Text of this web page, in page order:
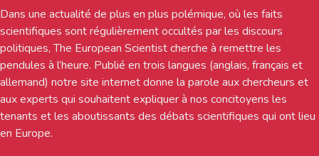
Dans une actualité de plus en plus polémique, où les faits
scientifiques sont régulièrement occultés par les discours
politiques, The European Scientist cherche à remettre les
pendules à l’heure. Publié en trois langues (anglais, français et
allemand) notre site internet donne la parole aux chercheurs et
aux experts qui souhaitent expliquer à nos concitoyens les
tenants et les aboutissants des débats scientifiques qui ont lieu
en Europe.